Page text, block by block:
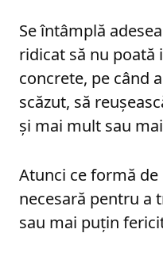
Se întâmplă
ridicat să nu poată
concrete, pe când
scăzut, să
și mai mult sau
Atunci ce formă
necesară pentru a
sau mai puțin